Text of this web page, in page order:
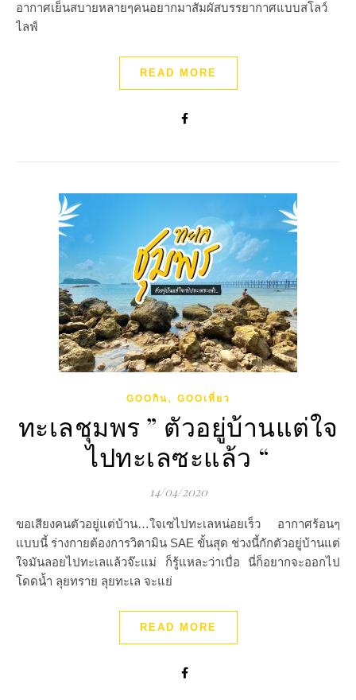
อากาศเย็นสบายหลายๆคนอยากมาสัมผัสบรรยากาศแบบสโลว์
ไลฟ์
READ MORE
GOOกิน, GOOเที่ยว
ทะเลชุมพร ” ตัวอยู่บ้านแต่ใจ
ไปทะเลซะแล้ว “
14/04/2020
ขอเสียงคนตัวอยู่แต่บ้าน…ใจเซไปทะเลหน่อยเร็ว อากาศร้อนๆ
แบบนี้ ร่างกายต้องการวิตามิน SAE ขั้นสุด ช่วงนี้กักตัวอยู่บ้านแต่
ใจมันลอยไปทะเลแล้วจ๊ะแม่ ก็รู้แหละว่าเบื่อ นี่ก็อยากจะออกไป
โดดน้ำ ลุยทราย ลุยทะเล จะแย่
READ MORE